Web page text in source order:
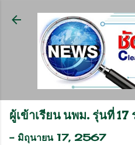
ข้ามไปที่เ
ผู้เข้าเรียน นพม. รุ่นที่ 17
- มิถุนายน 17, 2567